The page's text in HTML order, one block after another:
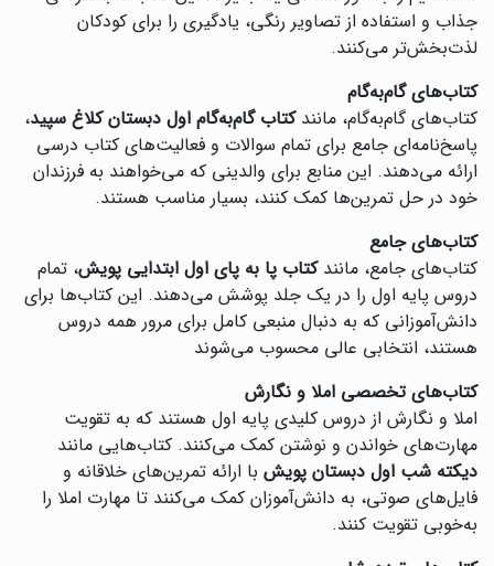
جذاب و استفاده از تصاویر رنگی، یادگیری را برای کودکان
لذت‌بخش‌تر می‌کنند.
کتاب‌های گام‌به‌گام
کتاب‌های گام‌به‌گام، مانندکتاب گام‌به‌گام اول دبستان کلاغ سپید،
پاسخ‌نامه‌ای جامع برای تمام سوالات و فعالیت‌های کتاب درسی
ارائه می‌دهند. این منابع برای والدینی که می‌خواهند به فرزندان
خود در حل تمرین‌ها کمک کنند، بسیار مناسب هستند.
کتاب‌های جامع
کتاب‌های جامع، مانندکتاب پا به پای اول ابتدایی پویش، تمام
دروس پایه اول را در یک جلد پوشش می‌دهند. این کتاب‌ها برای
دانش‌آموزانی که به دنبال منبعی کامل برای مرور همه دروس
هستند، انتخابی عالی محسوب می‌شوند‌
کتاب‌های تخصصی املا و نگارش
املا و نگارش از دروس کلیدی پایه اول هستند که به تقویت
مهارت‌های خواندن و نوشتن کمک می‌کنند. کتاب‌هایی مانند
دیکته شب اول دبستان پویش با ارائه تمرین‌های خلاقانه و
فایل‌های صوتی، به دانش‌آموزان کمک می‌کنند تا مهارت املا را
به‌خوبی تقویت کنند.